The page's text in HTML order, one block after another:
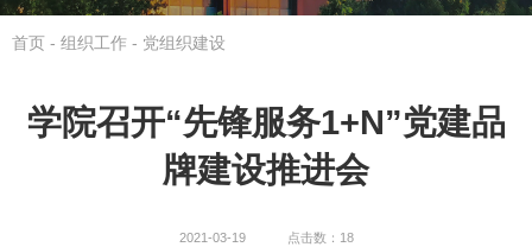
首页 - 组织工作 - 党组织建设
学院召开“先锋服务1+N”党建品
牌建设推进会
2021-03-19 点击数：18